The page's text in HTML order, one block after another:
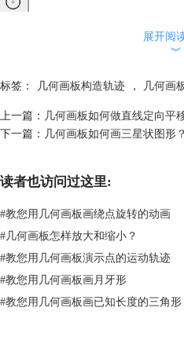
1.选择左边侧边栏“点工具”，在椭圆
点C，单击上方菜单栏“变换”菜单，
出的对话框填上平移的距离5cm，然后
展开阅
︾
标签： 几何画板构造轨迹 ， 几何画
上一篇： 几何画板如何做直线定向平
下一篇： 几何画板如何画三星状图形？
读者也访问过这里:
#教您用几何画板画绕点旋转的动画
#几何画板怎样放大和缩小？
#教您用几何画板演示点的运动轨迹
#教您用几何画板画月牙形
#教您用几何画板画已知长度的三角形